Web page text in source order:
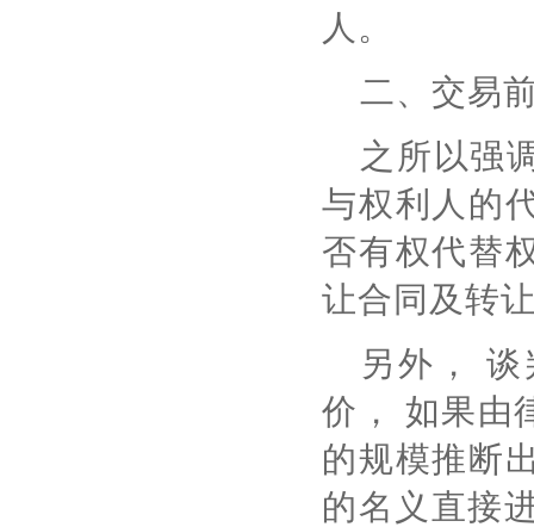
人。
二、交易
之所以强
与权利人的
否有权代替
让合同及转
另外，
价， 如果由
的规模推断
的名义直接